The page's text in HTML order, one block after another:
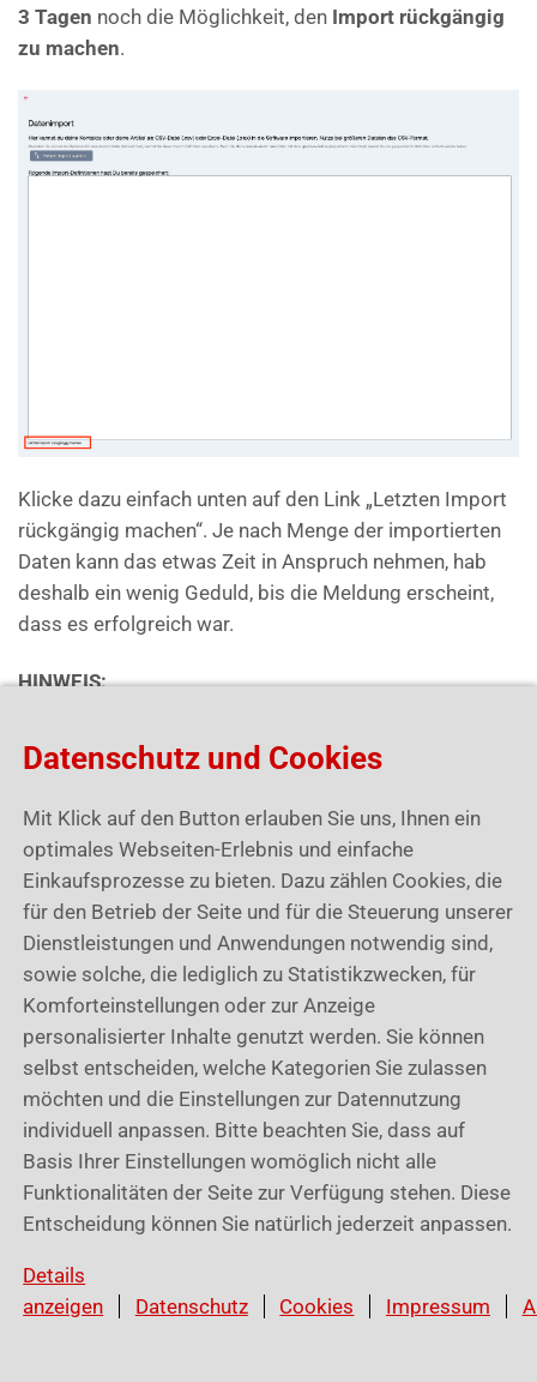
3 Tagen noch die Möglichkeit, den Import rückgängig
zu machen.
Klicke dazu einfach unten auf den Link „Letzten Import
rückgängig machen“. Je nach Menge der importierten
Daten kann das etwas Zeit in Anspruch nehmen, hab
deshalb ein wenig Geduld, bis die Meldung erscheint,
dass es erfolgreich war.
HINWEIS:
speichere deine Excel Tabelle als csv UTF8 ab. Somit
auch importiert!
War dieser Artikel hilfreich?
Verwandte Artikel
towio 1.0 I Zahlung erfassen
towio 1.0 I Zahlarten einstellen
towio 1.0 I Ausgaben erfassen
towio 1.0 I Abschlags- und Schlussrechnungen
towio 1.0 I Angebote oder Rechnungen unterteilen /
Datenschutz und Cookies
Mit Klick auf den Button erlauben Sie uns, Ihnen ein
optimales Webseiten-Erlebnis und einfache
Einkaufsprozesse zu bieten. Dazu zählen Cookies, die
für den Betrieb der Seite und für die Steuerung unserer
Dienstleistungen und Anwendungen notwendig sind,
sowie solche, die lediglich zu Statistikzwecken, für
Komforteinstellungen oder zur Anzeige
personalisierter Inhalte genutzt werden. Sie können
selbst entscheiden, welche Kategorien Sie zulassen
möchten und die Einstellungen zur Datennutzung
individuell anpassen. Bitte beachten Sie, dass auf
Basis Ihrer Einstellungen womöglich nicht alle
Funktionalitäten der Seite zur Verfügung stehen. Diese
Entscheidung können Sie natürlich jederzeit anpassen.
Details
anzeigen
Datenschutz Cookies Impressum